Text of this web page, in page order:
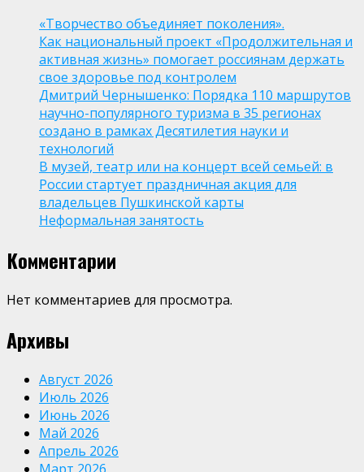
«Творчество объединяет поколения».
Как национальный проект «Продолжительная и
активная жизнь» помогает россиянам держать
свое здоровье под контролем
Дмитрий Чернышенко: Порядка 110 маршрутов
научно-популярного туризма в 35 регионах
создано в рамках Десятилетия науки и
технологий
В музей, театр или на концерт всей семьей: в
России стартует праздничная акция для
владельцев Пушкинской карты
Неформальная занятость
Комментарии
Нет комментариев для просмотра.
Архивы
Август 2026
Июль 2026
Июнь 2026
Май 2026
Апрель 2026